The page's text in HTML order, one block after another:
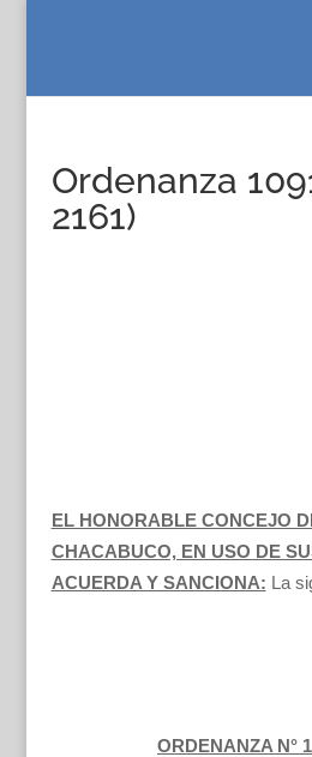
Ordenanza
2161)
EL HONORABLE CONCEJO
CHACABUCO, EN USO DE
ACUERDA Y SANCIONA: La
ORDENANZA N°